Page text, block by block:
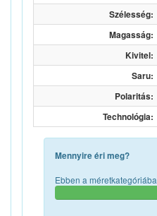
Szélesség:
Magasság:
Kivitel:
Saru:
Polaritás:
Technológia:
Mennyire éri meg?
Ebben a